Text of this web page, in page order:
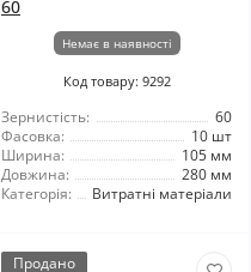
60
Немає в наявності
Код товару: 9292
Зернистість:
60
Фасовка:
10 шт
Ширина:
105 мм
Довжина:
280 мм
Категорія:
Витратні матеріали
Продано